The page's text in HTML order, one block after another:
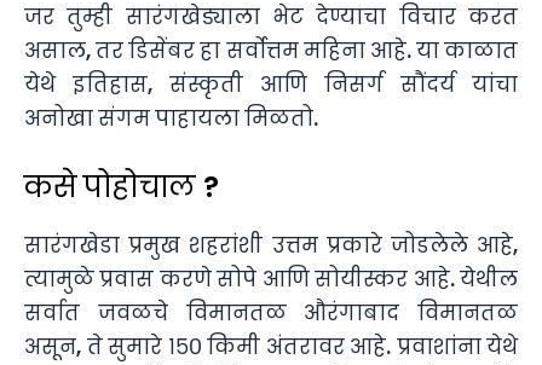
जर तुम्ही सारंगखेड्याला भेट देण्याचा विचार करत
असाल, तर डिसेंबर हा सर्वोत्तम महिना आहे. या काळात
येथे इतिहास, संस्कृती आणि निसर्ग सौंदर्य यांचा
अनोखा संगम पाहायला मिळतो.
कसे पोहोचाल ?
सारंगखेडा प्रमुख शहरांशी उत्तम प्रकारे जोडलेले आहे,
त्यामुळे प्रवास करणे सोपे आणि सोयीस्कर आहे. येथील
सर्वात जवळचे विमानतळ औरंगाबाद विमानतळ
असून, ते सुमारे १५० किमी अंतरावर आहे. प्रवाशांना येथे